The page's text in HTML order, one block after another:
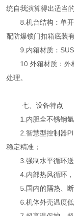
统自我演算得出适当
8.机台结构：单开
配防爆锁门扣箱底装
9.内箱材质：
10.外箱材质：外材
处理。
七、设备特点
1.内胆全不锈钢氩
2.智慧型控制器
稳定精准；
3.强制水平循环送
4.内部热风循环，
5.国内的隔热、断
6.机体外壳温度低